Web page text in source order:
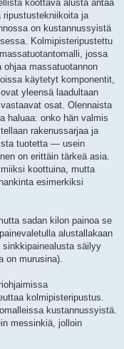
koottava alusta antaa
ripustustekniikoita ja
on kustannussyistä
Kolmipisteripustettu
jossa
massatuotannon
käytetyt komponentit,
yleensä laadultaan
osat. Olennaista
haluaa: onko hän valmis
rakenussarjaa ja
tuotetta — usein
on erittäin tärkeä asia.
koottuina, mutta
esimerkiksi
sadan kilon painoa se
alustallakaan
säilyy
on murusina).
kolmipisteripustus.
kustannussyistä.
messinkiä, jolloin